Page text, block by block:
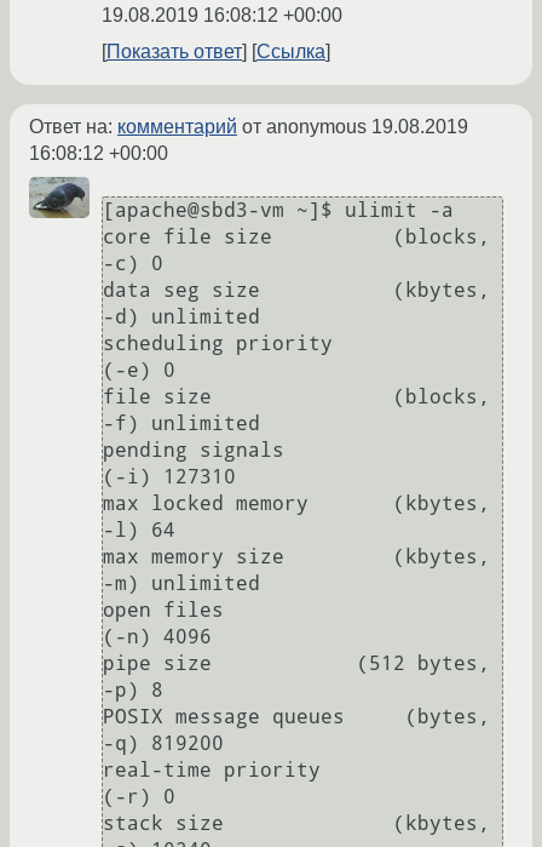
19.08.2019 16:08:12 +00:00
Показать ответ
Ссылка
Ответ на: комментарий от anonymous 19.08.2019
16:08:12 +00:00
[apache@sbd3-vm ~]$ ulimit -a
core file size          (blocks,
-c) 0
data seg size           (kbytes,
-d) unlimited
scheduling priority
(-e) 0
file size               (blocks,
-f) unlimited
pending signals
(-i) 127310
max locked memory       (kbytes,
-l) 64
max memory size         (kbytes,
-m) unlimited
open files
(-n) 4096
pipe size            (512 bytes,
-p) 8
POSIX message queues     (bytes,
-q) 819200
real-time priority
(-r) 0
stack size              (kbytes,